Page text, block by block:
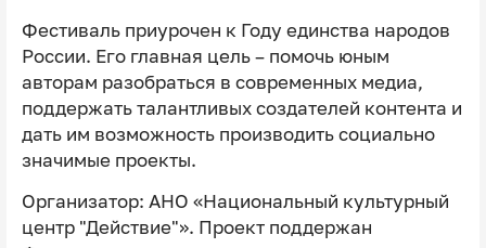
Фестиваль приурочен к Году единства народов
России. Его главная цель – помочь юным
авторам разобраться в современных медиа,
поддержать талантливых создателей контента и
дать им возможность производить социально
значимые проекты.
Организатор: АНО «Национальный культурный
центр "Действие"». Проект поддержан